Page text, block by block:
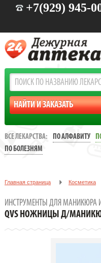
+7(929) 945-
ВСЕ ЛЕКАРСТВА: ПО АЛФАВИТУ
ПО БОЛЕЗНЯМ
Главная страница Косметика
QVS НОЖНИЦЫ Д/МАНИКЮРА /
ИНСТРУМЕНТЫ ДЛЯ МАНИКЮРА
QVS НОЖНИЦЫ Д/